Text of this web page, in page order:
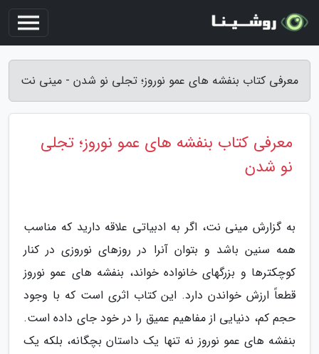
معرفی کتاب بنفشه های عمو نوروز؛ تجلی نو شدن - مینی نت
معرفی کتاب بنفشه های عمو نوروز؛ تجلی
نو شدن
به گزارش مینی نت، اگر به ادبیاتی علاقه دارید که مناسب
همه سنین باشد و بتوان آنرا در روزهای نوروزی در کنار
کوچکترها و بزرگهای خانواده خواند، بنفشه های عمو نوروز
قطعاً ارزش خواندن دارد. این کتاب اثری است که با وجود
حجم کم، دنیایی از مفاهیم عمیق را در خود جای داده است.
بنفشه های عمو نوروز نه تنها یک داستان بچگانه، بلکه یک